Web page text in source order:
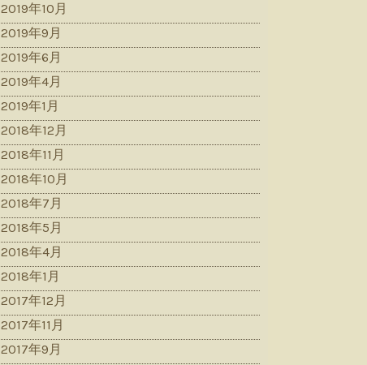
2019年10月
2019年9月
2019年6月
2019年4月
2019年1月
2018年12月
2018年11月
2018年10月
2018年7月
2018年5月
2018年4月
2018年1月
2017年12月
2017年11月
2017年9月